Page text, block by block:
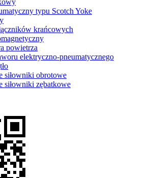
typu Scotch Yoke
krańcowych
powietrza
elektryczno-pneumatycznego
siłowniki obrotowe
siłowniki zębatkowe